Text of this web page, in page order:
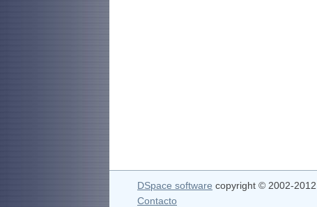
DSpace software copyright © 2002-2012
Contacto